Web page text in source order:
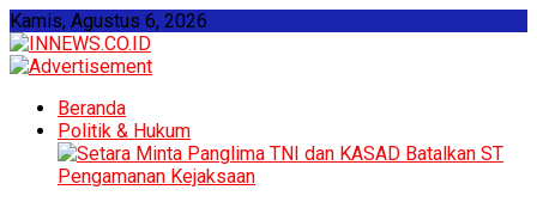
Kamis, Agustus 6, 2026
Beranda
Politik & Hukum